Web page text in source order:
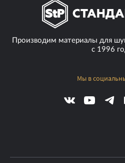
Производим материалы для
с 1996
Мы в